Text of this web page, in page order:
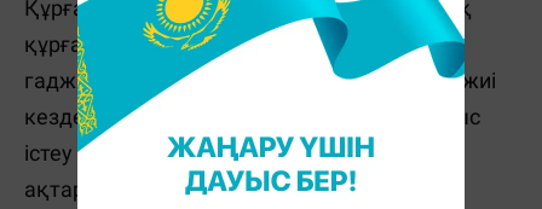
Құрғақ көз синдромы кезінде нұрлы қабық
құрғап кетеді. Қазір ол көпшіліктің
гаджеттерде көп отыруының салдарынан жиі
кездеседі. Компьютер алдында ұзақ жұмыс
істеу немесе әлеуметтік желілерді үздіксіз
ақтару көз жыпылықтауының азаюына